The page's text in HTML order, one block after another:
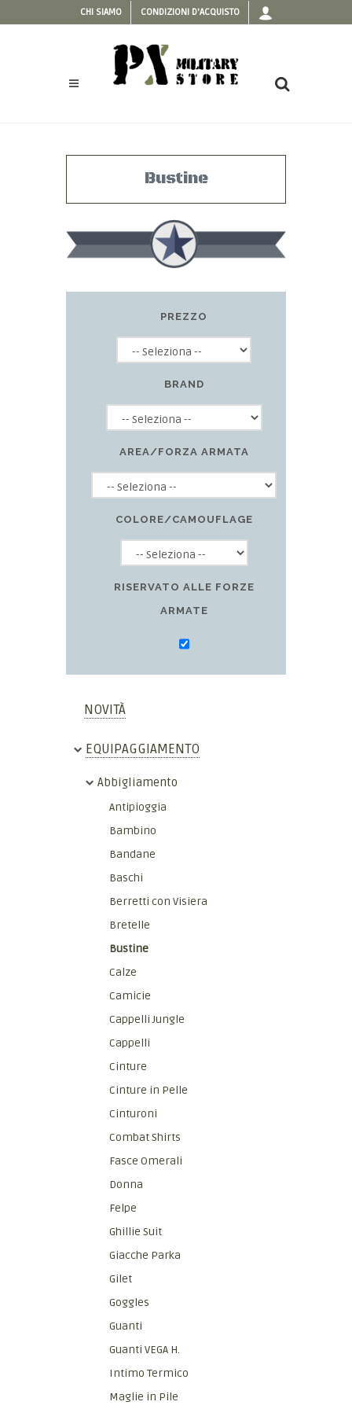
CHI SIAMO CONDIZIONI D'ACQUISTO
Bustine
PREZZO
BRAND
AREA/FORZA ARMATA
COLORE/CAMOUFLAGE
RISERVATO ALLE FORZE
ARMATE
NOVITÀ
EQUIPAGGIAMENTO
Abbigliamento
Antipioggia
Bambino
Bandane
Baschi
Berretti con Visiera
Bretelle
Bustine
Calze
Camicie
Cappelli Jungle
Cappelli
Cinture
Cinture in Pelle
Cinturoni
Combat Shirts
Fasce Omerali
Donna
Felpe
Ghillie Suit
Giacche Parka
Gilet
Goggles
Guanti
Guanti VEGA H.
Intimo Termico
Maglie in Pile